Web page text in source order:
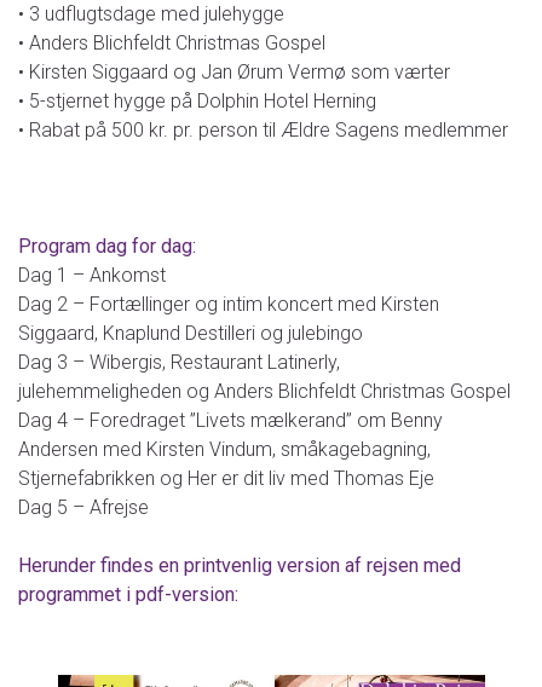
• 3 udflugtsdage med julehygge
• Anders Blichfeldt Christmas Gospel
• Kirsten Siggaard og Jan Ørum Vermø som værter
• 5-stjernet hygge på Dolphin Hotel Herning
• Rabat på 500 kr. pr. person til Ældre Sagens medlemmer
Program dag for dag:
Dag 1 – Ankomst
Dag 2 – Fortællinger og intim koncert med Kirsten
Siggaard, Knaplund Destilleri og julebingo
Dag 3 – Wibergis, Restaurant Latinerly,
julehemmeligheden og Anders Blichfeldt Christmas Gospel
Dag 4 – Foredraget ”Livets mælkerand” om Benny
Andersen med Kirsten Vindum, småkagebagning,
Stjernefabrikken og Her er dit liv med Thomas Eje
Dag 5 – Afrejse
Herunder findes en printvenlig version af rejsen med
programmet i pdf-version: